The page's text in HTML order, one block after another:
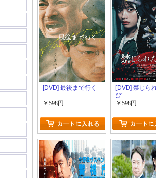
[DVD] 最後まで行く
￥598円
[DVD] 禁じら
び
￥598円